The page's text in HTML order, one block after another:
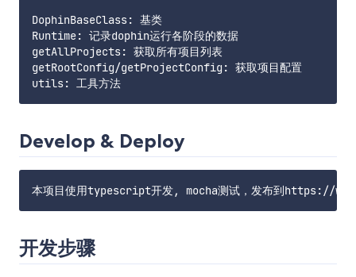
DophinBaseClass: 基类
Runtime: 记录dophin运行各阶段的数据
getAllProjects: 获取所有项目列表
getRootConfig/getProjectConfig: 获取项目配置
Develop & Deploy
开发步骤